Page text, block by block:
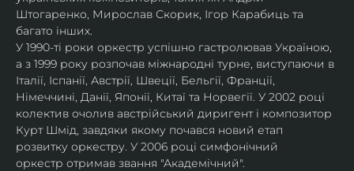
Штогаренко, Мирослав Скорик, Ігор Карабиць та
багато інших.
У 1990-ті роки оркестр успішно гастролював Україною,
а з 1999 року розпочав міжнародні турне, виступаючи в
Італії, Іспанії, Австрії, Швеції, Бельгії, Франції,
Німеччині, Данії, Японії, Китаї та Норвегії. У 2002 році
колектив очолив австрійський диригент і композитор
Курт Шмід, завдяки якому почався новий етап
розвитку оркестру. У 2006 році симфонічний
оркестр отримав звання "Академічний".